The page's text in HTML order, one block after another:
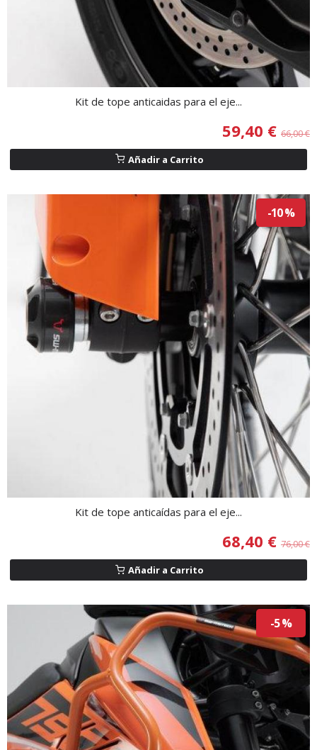
Kit de tope anticaidas para el eje...
59,40 € 66,00 €
Añadir a Carrito
-10 %
Kit de tope anticaídas para el eje...
68,40 € 76,00 €
Añadir a Carrito
-5 %